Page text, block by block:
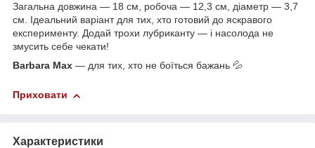
Загальна довжина — 18 см, робоча — 12,3 см, діаметр — 3,7
см. Ідеальний варіант для тих, хто готовий до яскравого
експерименту. Додай трохи лубриканту — і насолода не
змусить себе чекати!
Barbara Max — для тих, хто не боїться бажань 💦
Приховати
Характеристики